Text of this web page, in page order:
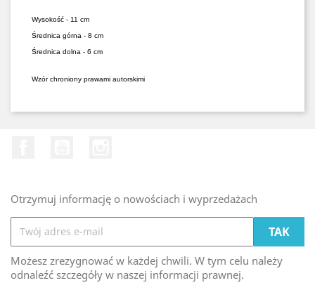
Wysokość - 11 cm
Średnica górna - 8 cm
Średnica dolna - 6 cm
Wzór chroniony prawami autorskimi
Otrzymuj informację o nowościach i wyprzedażach
Możesz zrezygnować w każdej chwili. W tym celu należy
odnaleźć szczegóły w naszej informacji prawnej.